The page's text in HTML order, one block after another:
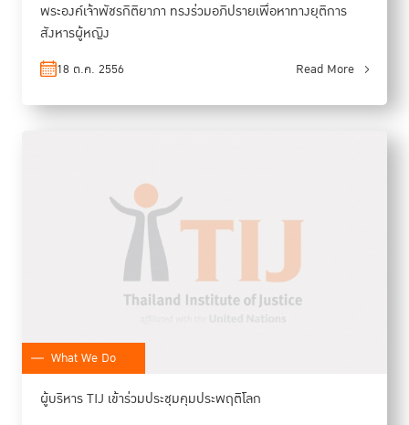
พระองค์เจ้าพัชรกิติยาภา ทรงร่วมอภิปรายเพื่อหาทางยุติการ
สังหารผู้หญิง
18 ต.ค. 2556 Read More
What We Do
ผู้บริหาร TIJ เข้าร่วมประชุมคุมประพฤติโลก